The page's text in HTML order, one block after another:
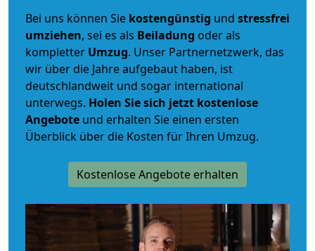
Bei uns können Sie kostengünstig und stressfrei
umziehen, sei es als Beiladung oder als
kompletter Umzug. Unser Partnernetzwerk, das
wir über die Jahre aufgebaut haben, ist
deutschlandweit und sogar international
unterwegs. Holen Sie sich jetzt kostenlose
Angebote und erhalten Sie einen ersten
Überblick über die Kosten für Ihren Umzug.
Kostenlose Angebote erhalten